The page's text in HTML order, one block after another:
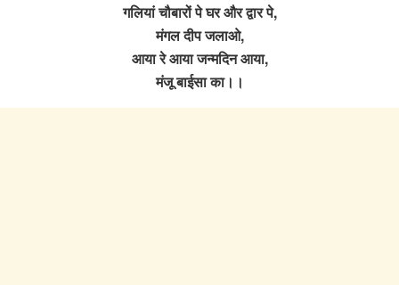
गलियां चौबारों पे घर और द्वार पे,
मंगल दीप जलाओ,
आया रे आया जन्मदिन आया,
मंजू बाईसा का।।